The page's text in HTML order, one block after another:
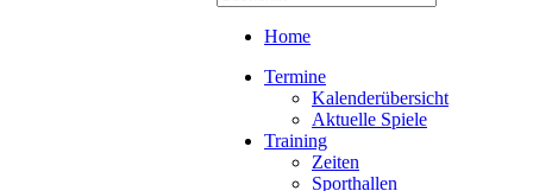
Home
Termine
Kalenderübersicht
Aktuelle Spiele
Training
Zeiten
Sporthallen